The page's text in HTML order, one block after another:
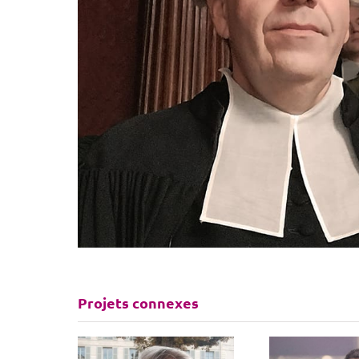
Projets connexes